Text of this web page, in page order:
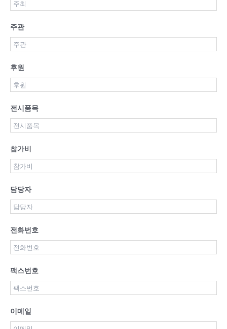
주관
후원
전시품목
참가비
담당자
전화번호
팩스번호
이메일